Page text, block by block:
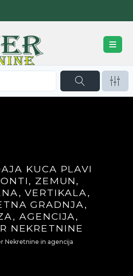
KUCA PLAVI
ZEMUN,
VERTIKALA,
GRADNJA,
AGENCIJA,
NEKRETNINE
Nekretnine in agencija